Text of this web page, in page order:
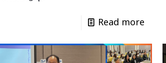
Read more